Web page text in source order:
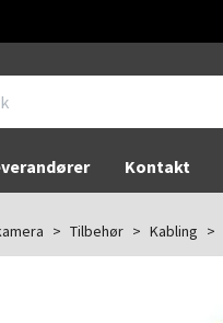
Kontakt
Tilbehør Kabling